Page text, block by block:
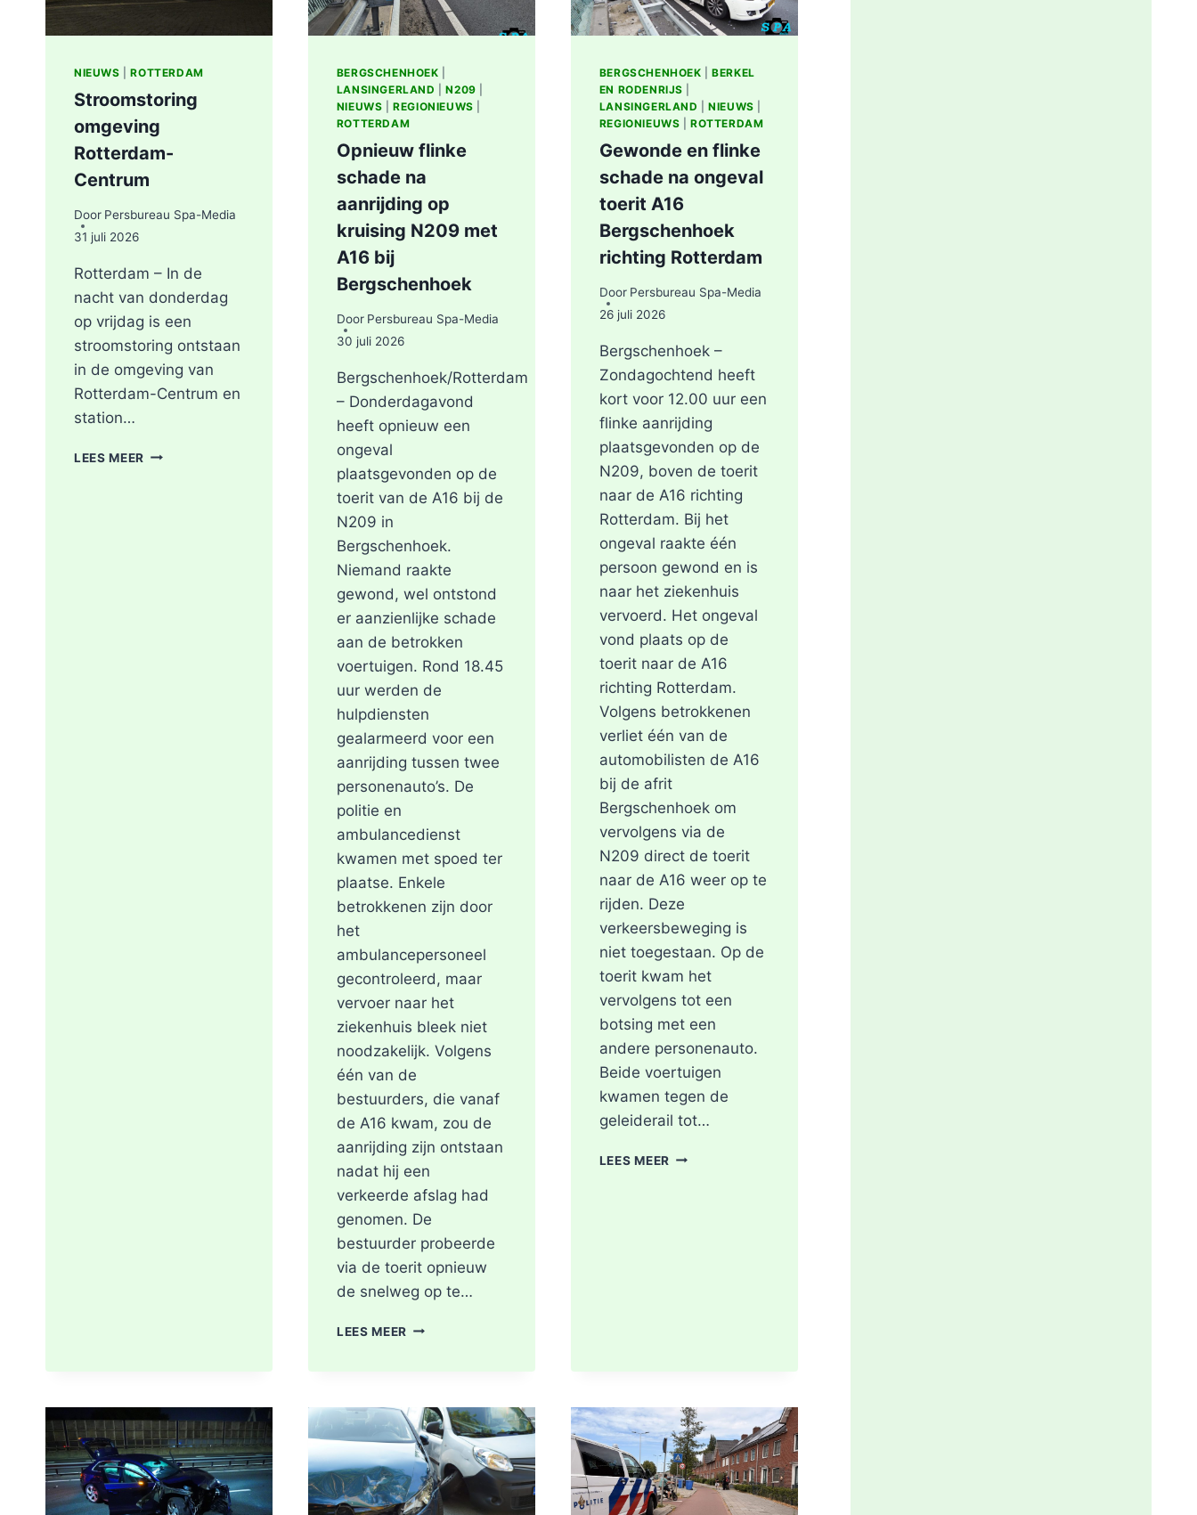
NIEUWS |ROTTERDAM
Stroomstoring
omgeving
Rotterdam-
Centrum
Door Persbureau Spa-Media
31 juli 2026
Rotterdam – In de
nacht van donderdag
op vrijdag is een
stroomstoring ontstaan
in de omgeving van
Rotterdam-Centrum en
station…
LEES MEER STROOMSTORING
BERGSCHENHOEK
LANSINGERLAND
|N209
NIEUWS |REGIONIEUWS
ROTTERDAM
Opnieuw flinke
schade na
aanrijding op
kruising N209 met
A16 bij
Bergschenhoek
Door Persbureau Spa-Media
30 juli 2026
Bergschenhoek/Rotterdam
– Donderdagavond
heeft opnieuw een
ongeval
plaatsgevonden op de
toerit van de A16 bij de
N209 in
Bergschenhoek.
Niemand raakte
gewond, wel ontstond
er aanzienlijke schade
aan de betrokken
voertuigen. Rond 18.45
uur werden de
hulpdiensten
gealarmeerd voor een
aanrijding tussen twee
personenauto’s. De
politie en
ambulancedienst
kwamen met spoed ter
plaatse. Enkele
betrokkenen zijn door
het
ambulancepersoneel
gecontroleerd, maar
vervoer naar het
ziekenhuis bleek niet
noodzakelijk. Volgens
één van de
bestuurders, die vanaf
de A16 kwam, zou de
aanrijding zijn ontstaan
nadat hij een
verkeerde afslag had
genomen. De
bestuurder probeerde
via de toerit opnieuw
de snelweg op te…
LEES MEER OPNIEUW
OP
KRUISING
N209
MET
A16
BERGSCHENHOEK |BERKEL
EN RODENRIJS
LANSINGERLAND |NIEUWS
REGIONIEUWS |ROTTERDAM
Gewonde en flinke
schade na ongeval
toerit A16
Bergschenhoek
richting Rotterdam
Door Persbureau Spa-Media
26 juli 2026
Bergschenhoek –
Zondagochtend heeft
kort voor 12.00 uur een
flinke aanrijding
plaatsgevonden op de
N209, boven de toerit
naar de A16 richting
Rotterdam. Bij het
ongeval raakte één
persoon gewond en is
naar het ziekenhuis
vervoerd. Het ongeval
vond plaats op de
toerit naar de A16
richting Rotterdam.
Volgens betrokkenen
verliet één van de
automobilisten de A16
bij de afrit
Bergschenhoek om
vervolgens via de
N209 direct de toerit
naar de A16 weer op te
rijden. Deze
verkeersbeweging is
niet toegestaan. Op de
toerit kwam het
vervolgens tot een
botsing met een
andere personenauto.
Beide voertuigen
kwamen tegen de
geleiderail tot…
LEES MEERGEWONDE